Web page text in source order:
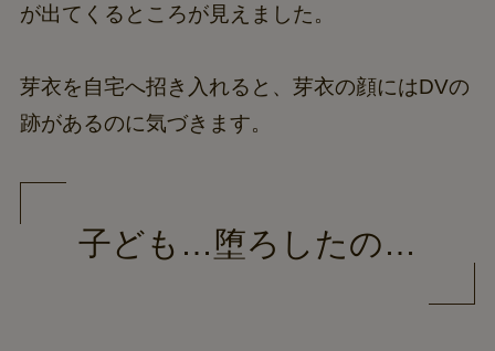
が出てくるところが見えました。
芽衣を自宅へ招き入れると、芽衣の顔にはDVの
跡があるのに気づきます。
子ども…堕ろしたの…